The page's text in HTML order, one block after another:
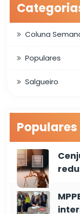
Coluna
Populares
Salgueiro
Populares